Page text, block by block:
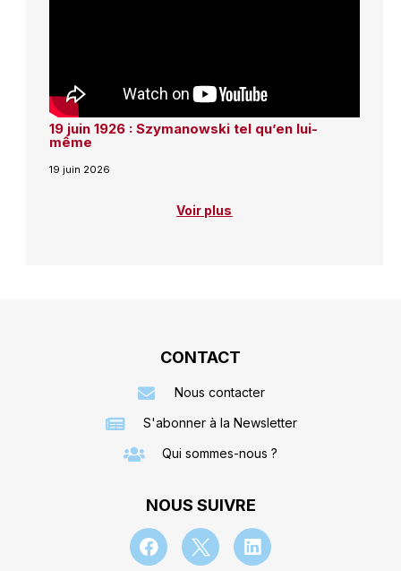
19 juin 1926 : Szymanowski tel qu’en lui-
même
19 juin 2026
Voir plus
CONTACT
Nous contacter
S'abonner à la Newsletter
Qui sommes-nous ?
NOUS SUIVRE